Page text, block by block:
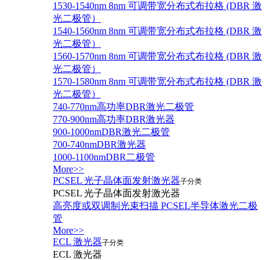
1530-1540nm 8nm 可调带宽分布式布拉格 (DBR 激
光二极管）
1540-1560nm 8nm 可调带宽分布式布拉格 (DBR 激
光二极管）
1560-1570nm 8nm 可调带宽分布式布拉格 (DBR 激
光二极管）
1570-1580nm 8nm 可调带宽分布式布拉格 (DBR 激
光二极管）
740-770nm高功率DBR激光二极管
770-900nm高功率DBR激光器
900-1000nmDBR激光二极管
700-740nmDBR激光器
1000-1100nmDBR二极管
More>>
PCSEL 光子晶体面发射激光器子分类
PCSEL 光子晶体面发射激光器
高亮度或双调制光束扫描 PCSEL半导体激光二极
管
More>>
ECL 激光器子分类
ECL 激光器